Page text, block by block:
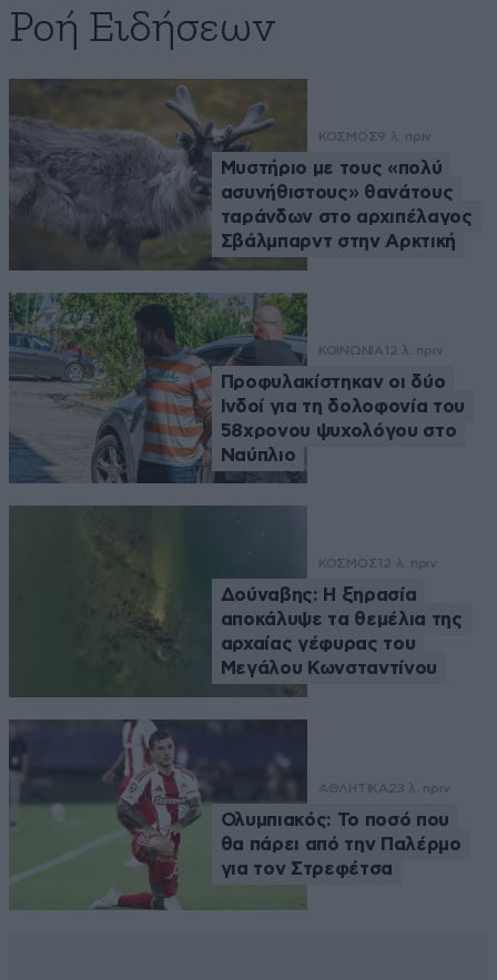
Ροή Ειδήσεων
ΚΟΣΜΟΣ9 λ. πριν
Μυστήριο με τους «πολύ
ασυνήθιστους» θανάτους
ταράνδων στο αρχιπέλαγος
Σβάλμπαρντ στην Αρκτική
ΚΟΙΝΩΝΙΑ 12 λ. πριν
Προφυλακίστηκαν οι δύο
Ινδοί για τη δολοφονία του
58χρονου ψυχολόγου στο
Ναύπλιο
ΚΟΣΜΟΣ 12 λ. πριν
Δούναβης: Η ξηρασία
αποκάλυψε τα θεμέλια της
αρχαίας γέφυρας του
Μεγάλου Κωνσταντίνου
ΑΘΛΗΤΙΚΑ23 λ. πριν
Ολυμπιακός: Το ποσό που
θα πάρει από την Παλέρμο
για τον Στρεφέτσα